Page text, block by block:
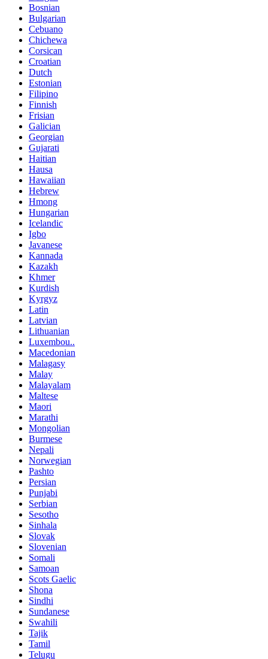
Bosnian
Bulgarian
Cebuano
Chichewa
Corsican
Croatian
Dutch
Estonian
Filipino
Finnish
Frisian
Galician
Georgian
Gujarati
Haitian
Hausa
Hawaiian
Hebrew
Hmong
Hungarian
Icelandic
Igbo
Javanese
Kannada
Kazakh
Khmer
Kurdish
Kyrgyz
Latin
Latvian
Lithuanian
Luxembou..
Macedonian
Malagasy
Malay
Malayalam
Maltese
Maori
Marathi
Mongolian
Burmese
Nepali
Norwegian
Pashto
Persian
Punjabi
Serbian
Sesotho
Sinhala
Slovak
Slovenian
Somali
Samoan
Scots Gaelic
Shona
Sindhi
Sundanese
Swahili
Tajik
Tamil
Telugu